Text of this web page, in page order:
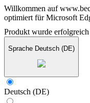
Willkommen auf
optimiert für Microsoft
Produkt wurde
Sprache Deutsch (DE)
Deutsch (DE)